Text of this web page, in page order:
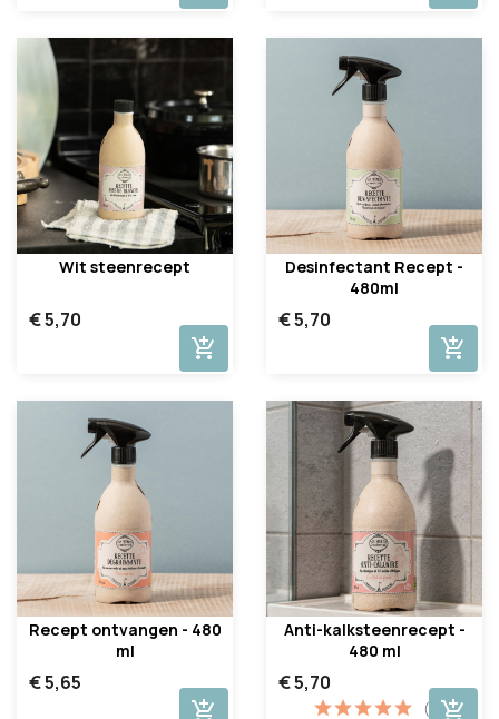
Wit steenrecept
€ 5,70
add_shopping_cart
Desinfectant Recept -
480ml
€ 5,70
add_shopping_cart
Recept ontvangen - 480
ml
€ 5,65
add_shopping_cart
Anti-kalksteenrecept -
480 ml
€ 5,70
(1)add_shopping_cart